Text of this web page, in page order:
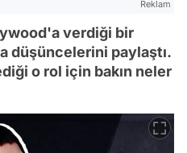
Reklam
verdiği bir
düşüncelerini paylaştı.
o rol için bakın neler